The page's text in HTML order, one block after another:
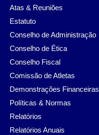
Atas & Reuniões
Estatuto
Conselho de Administração
Conselho de Ética
Conselho Fiscal
Comissão de Atletas
Demonstrações Financeiras
Políticas & Normas
Relatórios
Relatórios Anuais